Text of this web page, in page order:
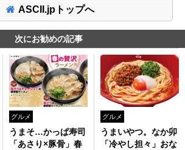
ASCII.jpトップへ
次にお勧めの記事
グルメ
うまそ…かっぱ寿司
「あさり×豚骨」春
グルメ
うまいやつ。なか卯
「冷やし担々」おな